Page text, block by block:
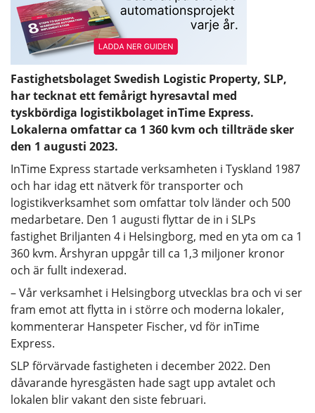
Fastighetsbolaget Swedish Logistic Property, SLP,
har tecknat ett femårigt hyresavtal med
tyskbördiga logistikbolaget inTime Express.
Lokalerna omfattar ca 1 360 kvm och tillträde sker
den 1 augusti 2023.
InTime Express startade verksamheten i Tyskland 1987
och har idag ett nätverk för transporter och
logistikverksamhet som omfattar tolv länder och 500
medarbetare. Den 1 augusti flyttar de in i SLPs
fastighet Briljanten 4 i Helsingborg, med en yta om ca 1
360 kvm. Årshyran uppgår till ca 1,3 miljoner kronor
och är fullt indexerad.
– Vår verksamhet i Helsingborg utvecklas bra och vi ser
fram emot att flytta in i större och moderna lokaler,
kommenterar Hanspeter Fischer, vd för inTime
Express.
SLP förvärvade fastigheten i december 2022. Den
dåvarande hyresgästen hade sagt upp avtalet och
lokalen blir vakant den siste februari.